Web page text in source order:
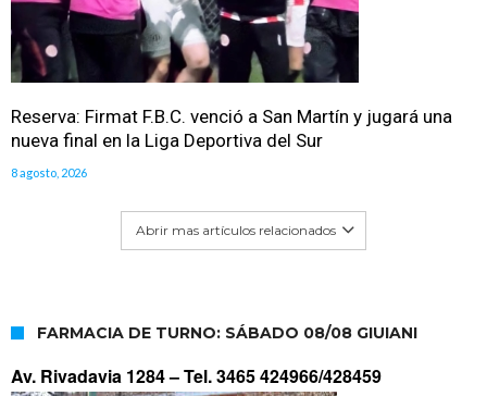
Reserva: Firmat F.B.C. venció a San Martín y jugará una
nueva final en la Liga Deportiva del Sur
8 agosto, 2026
Abrir mas artículos relacionados
FARMACIA DE TURNO: SÁBADO 08/08 GIUIANI
Av. Rivadavia 1284 –Tel. 3465 424966/428459